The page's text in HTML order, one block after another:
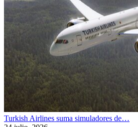
Turkish Airlines suma simuladores de…